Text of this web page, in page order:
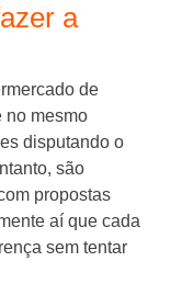
a
de
no mesmo
disputando o
são
propostas
aí que cada
sem tentar